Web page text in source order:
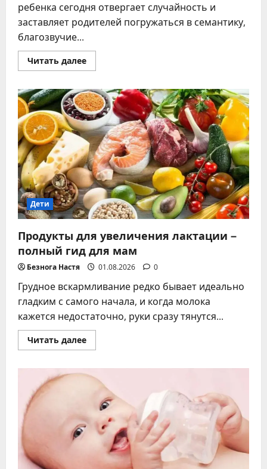
ребенка сегодня отвергает случайность и
заставляет родителей погружаться в семантику,
благозвучие...
Читать далееПрочитать
больше
имен
для
мальчиков
2026
года:
значения,
список
и
как
выбрать
Дети
Продукты для увеличения лактации –
полный гид для мам
Безнога Настя 01.08.2026 0
Грудное вскармливание редко бывает идеально
гладким с самого начала, и когда молока
кажется недостаточно, руки сразу тянутся...
Читать далееПрочитать
больше
для
увеличения
лактации
полный
гид
для
мам